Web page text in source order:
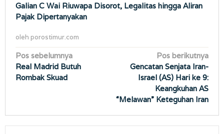
Galian C Wai Riuwapa Disorot, Legalitas hingga Aliran
Pajak Dipertanyakan
oleh porostimur.com
Navigasi
pos
Pos sebelumnya
Real Madrid Butuh
Rombak Skuad
Pos berikutnya
Gencatan Senjata Iran-
Israel (AS) Hari ke 9:
Keangkuhan AS
“Melawan” Keteguhan Iran